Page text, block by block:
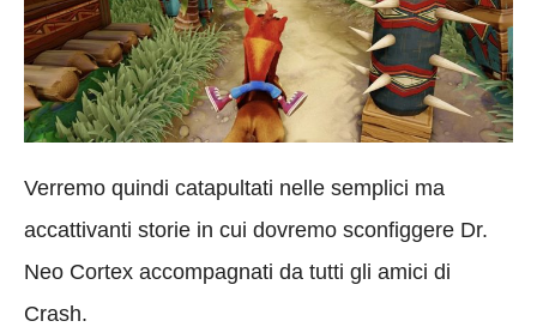
Verremo quindi catapultati nelle semplici ma
accattivanti storie in cui dovremo sconfiggere Dr.
Neo Cortex accompagnati da tutti gli amici di
Crash.